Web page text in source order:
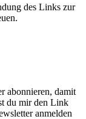
des Links zur
abonnieren, damit
du mir den Link
anmelden